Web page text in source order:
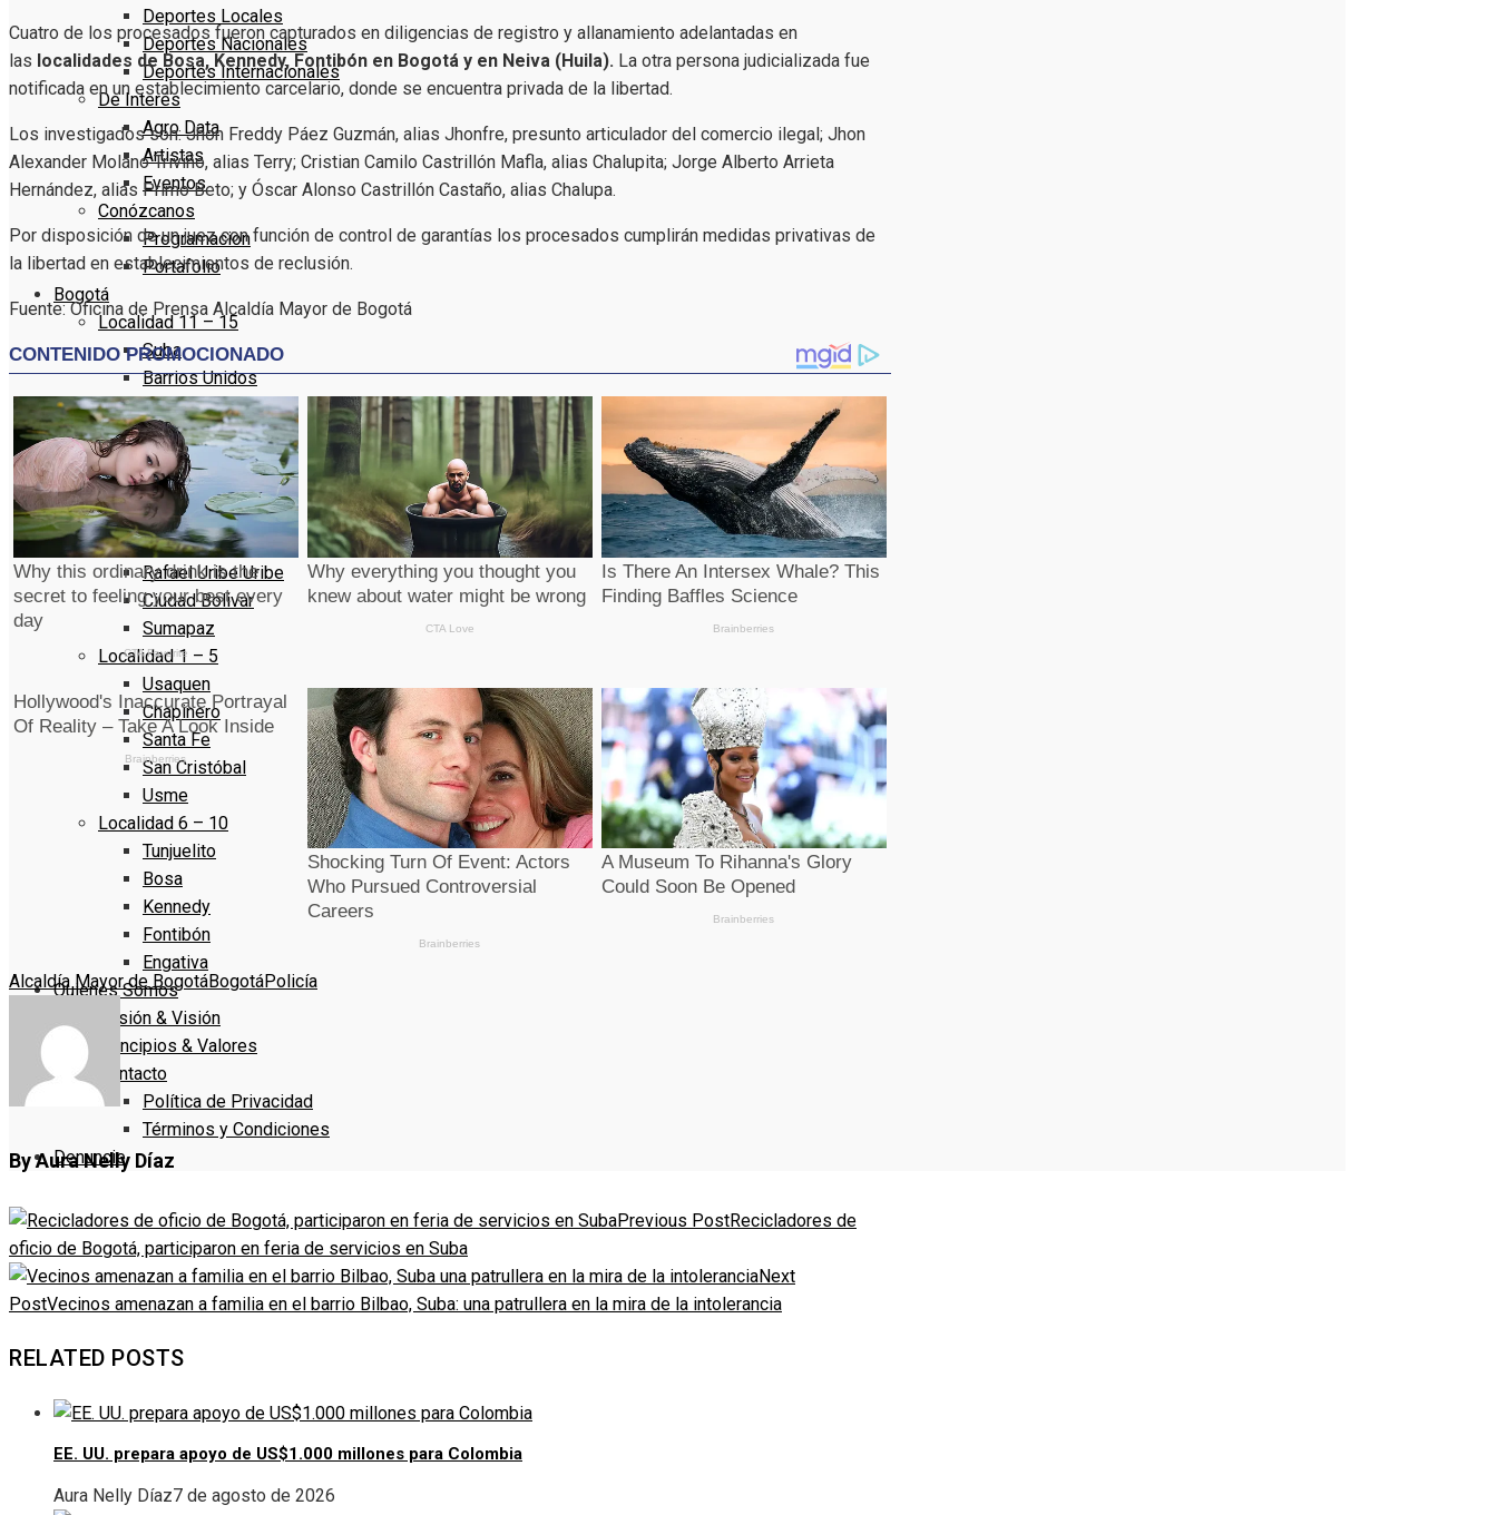
Deportes Locales
Deportes Nacionales
Deportes Internacionales
De Interés
Agro Data
Artistas
Eventos
Conózcanos
Programacion
Portafolio
Bogotá
Localidad 11 – 15
Suba
Barrios Unidos
Teusaquillo
Los Mártires
Antonio Nariño
Localidad 16 – 20
Puente Aranda
La Candelaria
Rafael Uribe Uribe
Ciudad Bolivar
Sumapaz
Localidad 1 – 5
Usaquen
Chapinero
Santa Fe
San Cristóbal
Usme
Localidad 6 – 10
Tunjuelito
Bosa
Kennedy
Fontibón
Engativa
Quienes Somos
Misión & Visión
Principios & Valores
Contacto
Política de Privacidad
Términos y Condiciones
Denuncie
Cuatro de los procesados fueron capturados en diligencias de registro y allanamiento adelantadas en
las localidades de Bosa, Kennedy, Fontibón en Bogotá y en Neiva (Huila). La otra persona judicializada fue
notificada en un establecimiento carcelario, donde se encuentra privada de la libertad.
Los investigados son: Jhon Freddy Páez Guzmán, alias Jhonfre, presunto articulador del comercio ilegal; Jhon
Alexander Molano Triviño, alias Terry; Cristian Camilo Castrillón Mafla, alias Chalupita; Jorge Alberto Arrieta
Hernández, alias Primo Beto; y Óscar Alonso Castrillón Castaño, alias Chalupa.
Por disposición de un juez con función de control de garantías los procesados cumplirán medidas privativas de
la libertad en establecimientos de reclusión.
Fuente: Oficina de Prensa Alcaldía Mayor de Bogotá
Alcaldía Mayor de BogotáBogotáPolicía
By Aura Nelly Díaz
Previous PostRecicladores de
oficio de Bogotá, participaron en feria de servicios en Suba
Next
PostVecinos amenazan a familia en el barrio Bilbao, Suba: una patrullera en la mira de la intolerancia
RELATED POSTS
EE. UU. prepara apoyo de US$1.000 millones para Colombia
Aura Nelly Díaz7 de agosto de 2026